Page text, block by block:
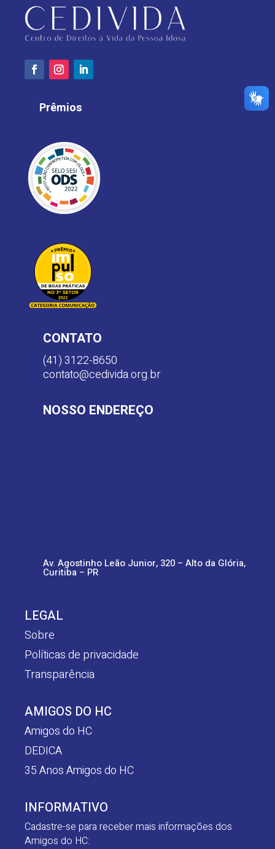
Prêmios
CONTATO
(41) 3122-8650
contato@cedivida.org.br
NOSSO ENDEREÇO
Av. Agostinho Leão Junior, 320 – Alto da Glória,
Curitiba – PR
LEGAL
Sobre
Políticas de privacidade
Transparência
AMIGOS DO HC
Amigos do HC
DEDICA
35 Anos Amigos do HC
INFORMATIVO
Cadastre-se para receber mais informações dos
Amigos do HC: